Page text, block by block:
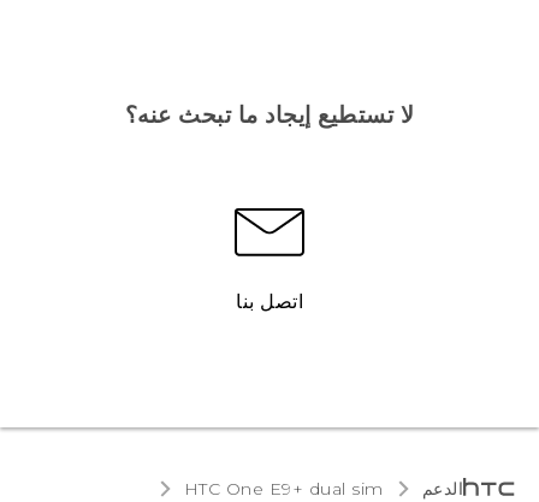
لا تستطيع إيجاد ما تبحث عنه؟
اتصل بنا
الدعم HTC One E9+ dual sim‎